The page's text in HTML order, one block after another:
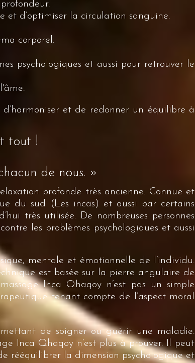
et d’optimiser la circulation sanguine.
corporel.
psychologiques et aussi pour retrouver le
et de redonner un équilibre à
tout !
de nous. »
profonde très ancienne. Connue et
du sud (Les incas) et aussi par certains
très utilisée. De nombreuses personnes
les problèmes psychologiques et aussi
mentale et émotionnelle de l’individu.
est basée sur la pierre angulaire de
Inca Qhaqoy n’est pas un simple
tenant compte de l’aspect moral
de soigner ou guérir une maladie.
Inca Qhaqoy n’est plus à prouver. Il peut
rééquilibrer la dimension psychologique et